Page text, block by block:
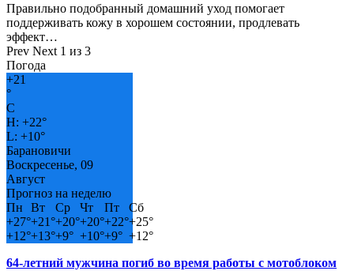
Правильно подобранный домашний уход помогает
поддерживать кожу в хорошем состоянии, продлевать
эффект…
Prev Next 1 из 3
Погода
+21
°
C
H: +22°
L: +10°
Барановичи
Воскресенье, 09
Август
Прогноз на неделю
Пн
Вт Ср Чт Пт
Сб
+27°+21°+20°+20°+22°+25°
+12°+13°+9° +10°+9° +12°
64-летний мужчина погиб во время работы с мотоблоком